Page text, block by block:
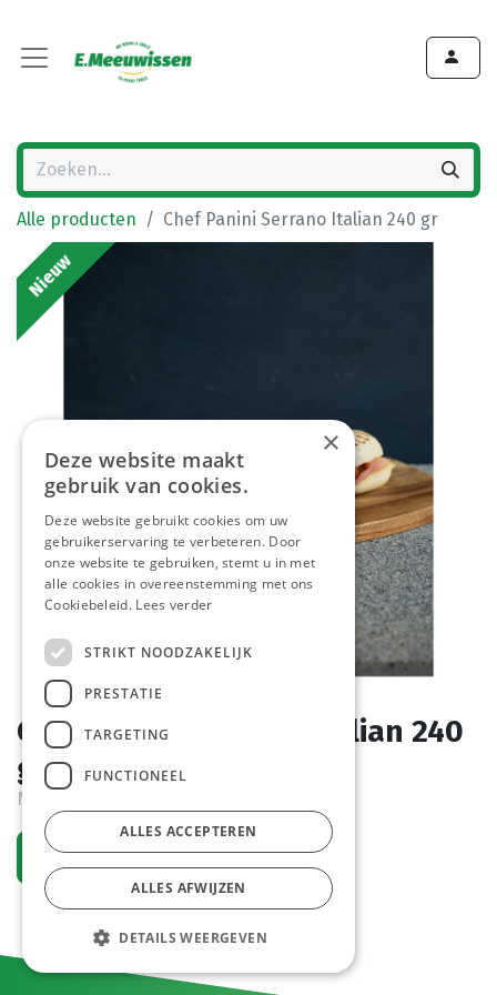
Alle producten Chef Panini Serrano Italian 240 gr
Nieuw
Chef Panini Serrano Italian 240
gr
Nieuw
Vraag een account aan
×
Deze website maakt
gebruik van cookies.
Deze website gebruikt cookies om uw
gebruikerservaring te verbeteren. Door
onze website te gebruiken, stemt u in met
alle cookies in overeenstemming met ons
Cookiebeleid. Lees verder
STRIKT NOODZAKELIJK
PRESTATIE
TARGETING
FUNCTIONEEL
ALLES ACCEPTEREN
ALLES AFWIJZEN
DETAILS WEERGEVEN